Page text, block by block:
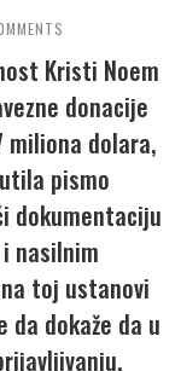
Kristi Noem
donacije
miliona dolara,
pismo
dokumentaciju
nasilnim
toj ustanovi
da dokaže da u